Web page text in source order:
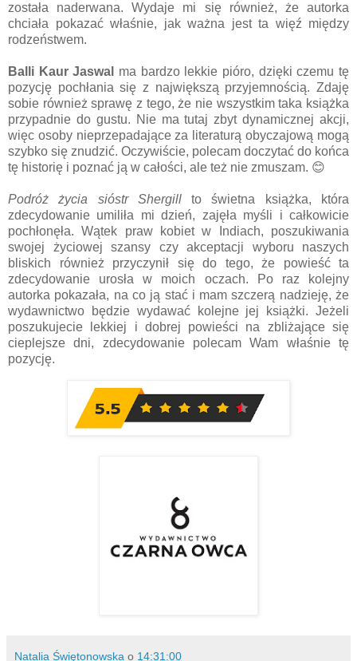
została naderwana. Wydaje mi się również, że autorka
chciała pokazać właśnie, jak ważna jest ta więź między
rodzeństwem.
Balli Kaur Jaswal
ma bardzo lekkie pióro, dzięki czemu tę
pozycję pochłania się z największą przyjemnością. Zdaję
sobie również sprawę z tego, że nie wszystkim taka książka
przypadnie do gustu. Nie ma tutaj zbyt dynamicznej akcji,
więc osoby nieprzepadające za literaturą obyczajową mogą
szybko się znudzić. Oczywiście, polecam doczytać do końca
tę historię i poznać ją w całości, ale też nie zmuszam. 😊
Podróż życia sióstr Shergillto świetna książka, która
zdecydowanie umiliła mi dzień, zajęła myśli i całkowicie
pochłonęła. Wątek praw kobiet w Indiach, poszukiwania
swojej życiowej szansy czy akceptacji wyboru naszych
bliskich również przyczynił się do tego, że powieść ta
zdecydowanie urosła w moich oczach. Po raz kolejny
autorka pokazała, na co ją stać i mam szczerą nadzieję, że
wydawnictwo będzie wydawać kolejne jej książki. Jeżeli
poszukujecie lekkiej i dobrej powieści na zbliżające się
cieplejsze dni, zdecydowanie polecam Wam właśnie tę
pozycję.
Natalia Świętonowska o 14:31:00